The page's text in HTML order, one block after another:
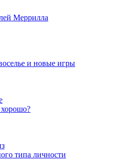
Меррилла
и новые игры
типа личности